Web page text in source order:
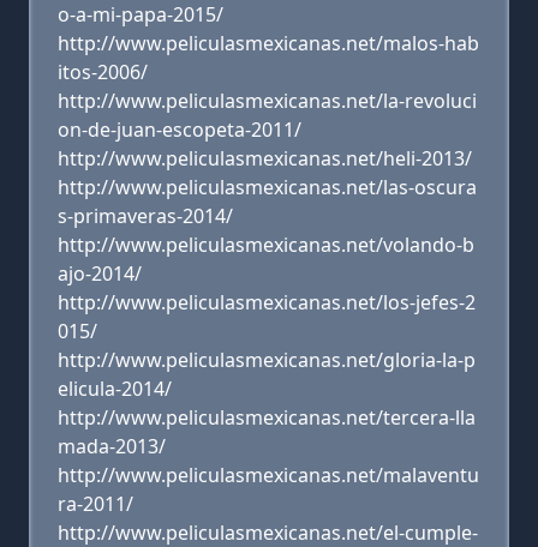
o-a-mi-papa-2015/
http://www.peliculasmexicanas.net/malos-hab
itos-2006/
http://www.peliculasmexicanas.net/la-revoluci
on-de-juan-escopeta-2011/
http://www.peliculasmexicanas.net/heli-2013/
http://www.peliculasmexicanas.net/las-oscura
s-primaveras-2014/
http://www.peliculasmexicanas.net/volando-b
ajo-2014/
http://www.peliculasmexicanas.net/los-jefes-2
015/
http://www.peliculasmexicanas.net/gloria-la-p
elicula-2014/
http://www.peliculasmexicanas.net/tercera-lla
mada-2013/
http://www.peliculasmexicanas.net/malaventu
ra-2011/
http://www.peliculasmexicanas.net/el-cumple-